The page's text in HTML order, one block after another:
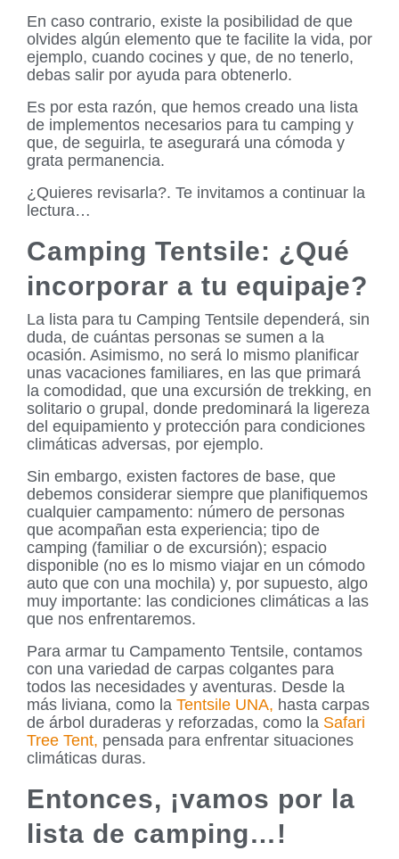
En caso contrario, existe la posibilidad de que
olvides algún elemento que te facilite la vida, por
ejemplo, cuando cocines y que, de no tenerlo,
debas salir por ayuda para obtenerlo.
Es por esta razón, que hemos creado una lista
de implementos necesarios para tu camping y
que, de seguirla, te asegurará una cómoda y
grata permanencia.
¿Quieres revisarla?. Te invitamos a continuar la
lectura…
Camping Tentsile: ¿Qué
incorporar a tu equipaje?
La lista para tu Camping Tentsile dependerá, sin
duda, de cuántas personas se sumen a la
ocasión. Asimismo, no será lo mismo planificar
unas vacaciones familiares, en las que primará
la comodidad, que una excursión de trekking, en
solitario o grupal, donde predominará la ligereza
del equipamiento y protección para condiciones
climáticas adversas, por ejemplo.
Sin embargo, existen factores de base, que
debemos considerar siempre que planifiquemos
cualquier campamento: número de personas
que acompañan esta experiencia; tipo de
camping (familiar o de excursión); espacio
disponible (no es lo mismo viajar en un cómodo
auto que con una mochila) y, por supuesto, algo
muy importante: las condiciones climáticas a las
que nos enfrentaremos.
Para armar tu Campamento Tentsile, contamos
con una variedad de carpas colgantes para
todos las necesidades y aventuras. Desde la
más liviana, como la Tentsile UNA, hasta carpas
de árbol duraderas y reforzadas, como la Safari
Tree Tent, pensada para enfrentar situaciones
climáticas duras.
Entonces, ¡vamos por la
lista de camping…!